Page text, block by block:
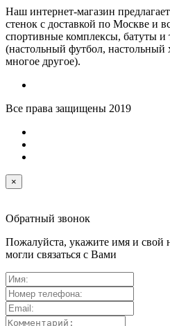
Наш интернет-магазин
стенок с доставкой по Москве и
спортивные комплексы, батуты и
(настольный футбол,
многое другое).
Все права защищены 2019
×
Обратный звонок
Пожалуйста, укажите имя и свой
могли связаться с Вами